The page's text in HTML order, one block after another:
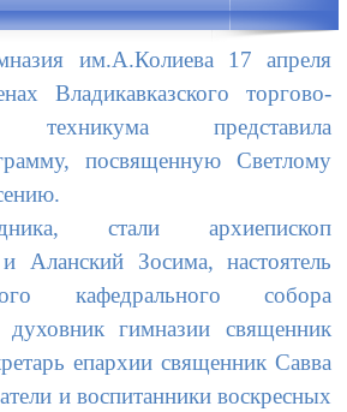
им.А.Колиева 17 апреля
Владикавказского торгово-
техникума представила
посвященную Светлому
стали архиепископ
и Аланский Зосима, настоятель
кафедрального собора
духовник гимназии священник
епархии священник Савва
и воспитанники воскресных